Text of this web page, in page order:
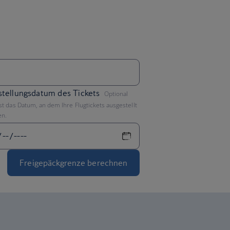
des Tickets ,Optional
das Datum, an dem Ihre Flugtickets ausgestellt
Freigepäckgrenze berechnen